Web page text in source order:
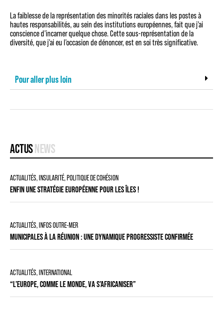
La faiblesse de la représentation des minorités raciales dans les postes à
hautes responsabilités, au sein des institutions européennes, fait que j’ai
conscience d’incarner quelque chose. Cette sous-représentation de la
diversité, que j’ai eu l’occasion de dénoncer, est en soi très significative.
Pour aller plus loin
ACTUSNEWS
ACTUALITÉS,INSULARITÉ,POLITIQUE DE COHÉSION
ENFIN UNE STRATÉGIE EUROPÉENNE POUR LES ÎLES !
ACTUALITÉS,INFOS OUTRE-MER
MUNICIPALES À LA RÉUNION : UNE DYNAMIQUE PROGRESSISTE CONFIRMÉE
ACTUALITÉS,INTERNATIONAL
“L’EUROPE, COMME LE MONDE, VA S’AFRICANISER”